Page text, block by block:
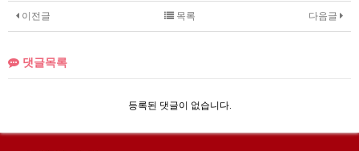
이전글 다음글
목록
댓글목록
등록된 댓글이 없습니다.